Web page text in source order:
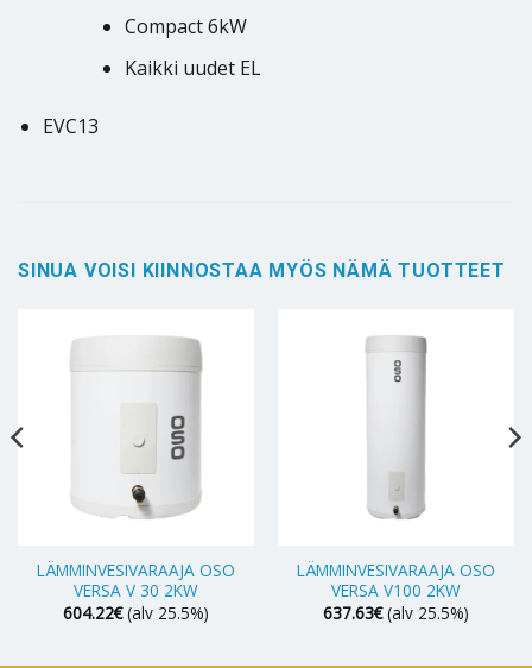
Compact 6kW
Kaikki uudet EL
EVC13
SINUA VOISI KIINNOSTAA MYÖS NÄMÄ TUOTTEET
LÄMMINVESIVARAAJA OSO
VERSA V 30 2KW
604.22€ (alv 25.5%)
LÄMMINVESIVARAAJA OSO
VERSA V100 2KW
637.63€ (alv 25.5%)